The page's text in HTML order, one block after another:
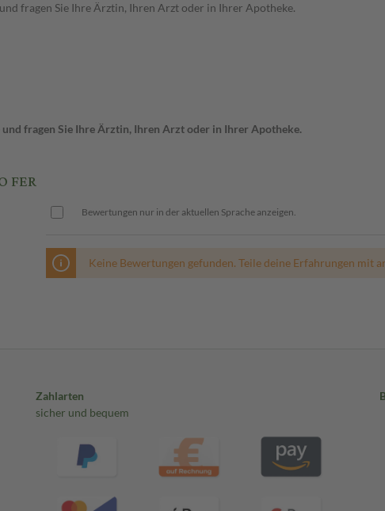
fragen Sie Ihre Ärztin, Ihren Arzt oder in Ihrer Apotheke.
fragen Sie Ihre Ärztin, Ihren Arzt oder in Ihrer Apotheke.
FER
Bewertungen nur in der aktuellen Sprache anzeigen.
Keine Bewertungen gefunden. Teile deine Erfahrungen mit
Zahlarten
sicher und bequem